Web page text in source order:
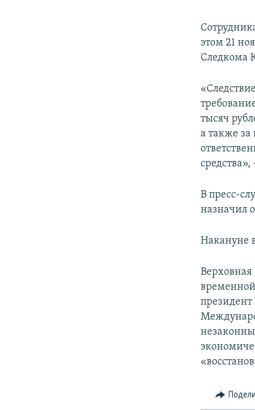
этом 21
Следкома
тысяч
а также
В пресс-
назначил
Накануне
временной